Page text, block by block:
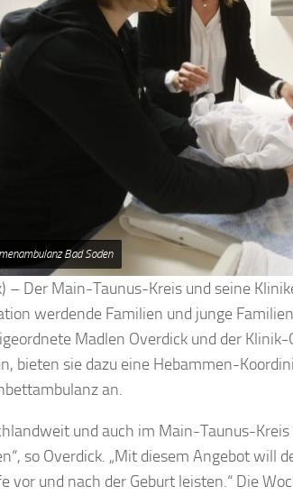
Bad Soden
– Der Main-Taunus-Kreis und seine
werdende Familien und junge
Madlen Overdick und der
bieten sie dazu eine Hebammen-
an.
und auch im Main-Taunus-
so Overdick. „Mit diesem Angebot will
vor und nach der Geburt leisten.“ Die